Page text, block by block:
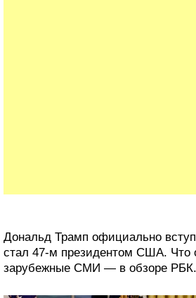
Дональд Трамп официально
стал 47-м президентом США. Что
зарубежные СМИ — в обзоре РБК.